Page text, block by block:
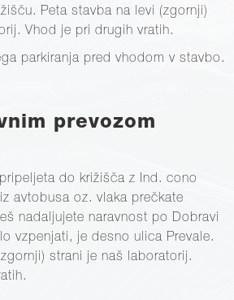
Peta stavba na levi (zgornji)
Vhod je pri drugih vratih.
parkiranja pred vhodom v stavbo.
prevozom
do križišča z Ind. cono
avtobusa oz. vlaka prečkate
nadaljujete naravnost po Dobravi
vzpenjati, je desno ulica Prevale.
strani je naš laboratorij.